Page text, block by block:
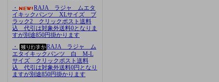
・
RAJA ラジャ ムエタ
イキックパンツ XLサイズ ブ
ラック2 クリックポスト送料
込 代引は対象外送料0となりま
すが別途850円掛かります
・
RAJA ラジャ ム
エタイキックパンツ 白 M-L
サイズ クリックポスト送料
込 代引は対象外送料0円となり
ますが別途850円掛かります